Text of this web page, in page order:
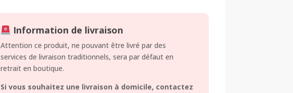
Information de livraison
Attention ce produit, ne pouvant être livré par des
services de livraison traditionnels, sera par défaut en
retrait en boutique.
Si vous souhaitez une livraison à domicile, contactez